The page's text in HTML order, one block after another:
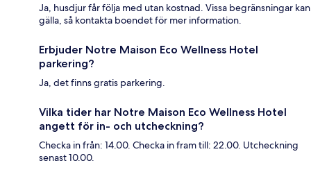
Ja, husdjur får följa med utan kostnad. Vissa begränsningar kan
gälla, så kontakta boendet för mer information.
Erbjuder Notre Maison Eco Wellness Hotel
parkering?
Ja, det finns gratis parkering.
Vilka tider har Notre Maison Eco Wellness Hotel
angett för in- och utcheckning?
Checka in från: 14.00. Checka in fram till: 22.00. Utcheckning
senast 10.00.